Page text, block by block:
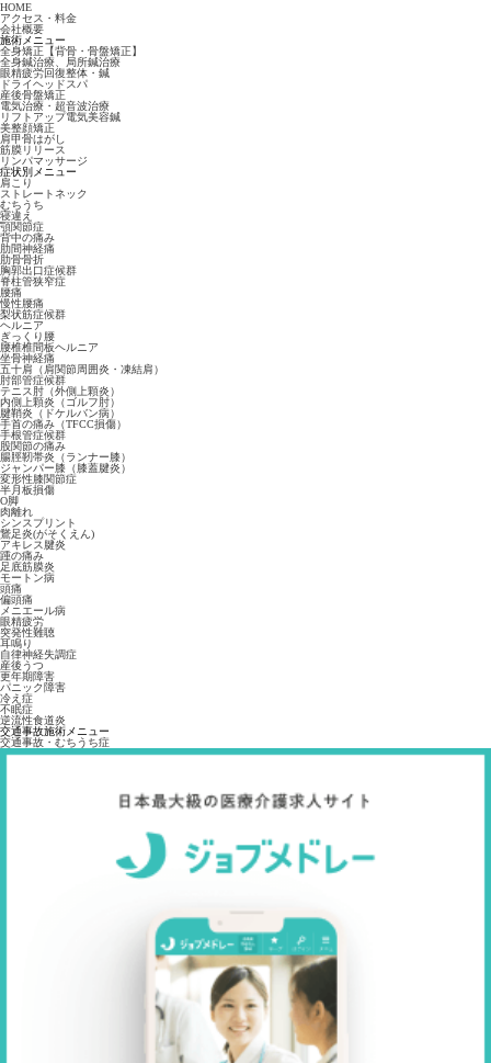
HOME
アクセス・料金
会社概要
施術メニュー
全身矯正【背骨・骨盤矯正】
全身鍼治療、局所鍼治療
眼精疲労回復整体・鍼
ドライヘッドスパ
産後骨盤矯正
電気治療・超音波治療
リフトアップ電気美容鍼
美整顔矯正
肩甲骨はがし
筋膜リリース
リンパマッサージ
症状別メニュー
肩こり
ストレートネック
むちうち
寝違え
顎関節症
背中の痛み
肋間神経痛
肋骨骨折
胸郭出口症候群
脊柱管狭窄症
腰痛
慢性腰痛
梨状筋症候群
ヘルニア
ぎっくり腰
腰椎椎間板ヘルニア
坐骨神経痛
五十肩（肩関節周囲炎・凍結肩）
肘部管症候群
テニス肘（外側上顆炎）
内側上顆炎（ゴルフ肘）
腱鞘炎（ドケルバン病）
手首の痛み（TFCC損傷）
手根管症候群
股関節の痛み
腸脛靭帯炎（ランナー膝）
ジャンパー膝（膝蓋腱炎）
変形性膝関節症
半月板損傷
O脚
肉離れ
シンスプリント
鵞足炎(がそくえん)
アキレス腱炎
踵の痛み
足底筋膜炎
モートン病
頭痛
偏頭痛
メニエール病
眼精疲労
突発性難聴
耳鳴り
自律神経失調症
産後うつ
更年期障害
パニック障害
冷え症
不眠症
逆流性食道炎
交通事故施術メニュー
交通事故・むちうち症